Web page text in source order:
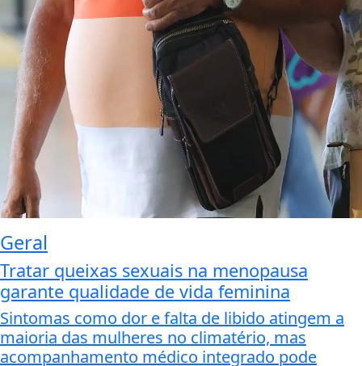
Geral
Tratar queixas sexuais na menopausa
garante qualidade de vida feminina
Sintomas como dor e falta de libido atingem a
maioria das mulheres no climatério, mas
acompanhamento médico integrado pode